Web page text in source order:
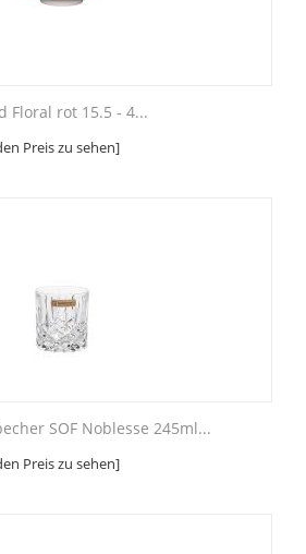
Floral rot 15.5 - 4...
Preis zu sehen]
SOF Noblesse 245ml...
Preis zu sehen]